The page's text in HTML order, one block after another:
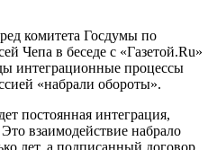
комитета Госдумы по
Чепа в беседе с «Газетой.Ru»
интеграционные процессы
«набрали обороты».
постоянная интеграция,
взаимодействие набрало
лет, а подписанный договор